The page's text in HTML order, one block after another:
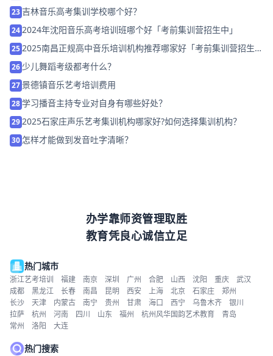
23 吉林音乐高考集训学校哪个好？
242024年沈阳音乐高考培训班哪个好「考前集训营招生中」
252025南昌正规高中音乐培训机构推荐哪家好「考前集训营招生
中」
26 少儿舞蹈考级都考什么？
27景德镇音乐艺考培训费用
28学习播音主持专业对自身有哪些好处？
292025石家庄声乐艺考集训机构哪家好?如何选择集训机构？
30 怎样才能做到发音吐字清晰？
办学靠师资管理取胜
教育凭良心诚信立足
热门城市
浙江艺考培训 福建 南京 深圳 广州 合肥 山西 沈阳 重庆
武汉
成都
黑龙江 长春 南昌 昆明 西安 上海 北京 石家庄
郑州
长沙
天津 内蒙古 南宁 贵州 甘肃 海口 西宁 乌鲁木齐
银川
拉萨
杭州 河南 四川 山东 福州 杭州风华国韵艺术教育
青岛
常州
洛阳 大连
热门搜索